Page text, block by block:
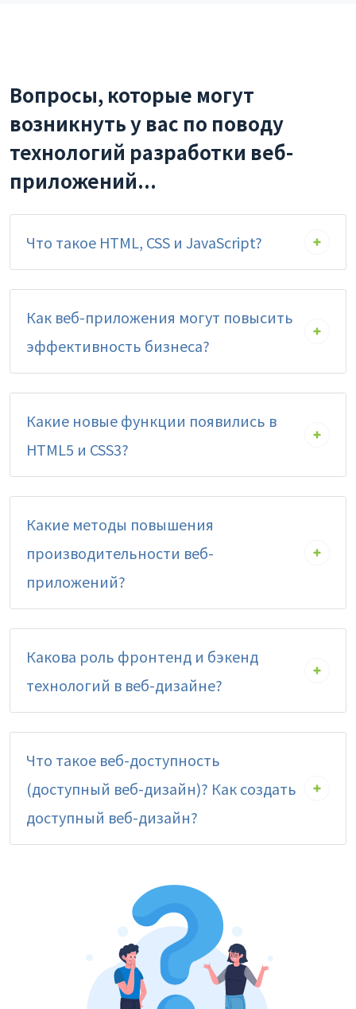
Вопросы, которые могут
возникнуть у вас по поводу
технологий разработки веб-
приложений...
Что такое HTML, CSS и JavaScript?
Как веб-приложения могут повысить
эффективность бизнеса?
Какие новые функции появились в
HTML5 и CSS3?
Какие методы повышения
производительности веб-
приложений?
Какова роль фронтенд и бэкенд
технологий в веб-дизайне?
Что такое веб-доступность
(доступный веб-дизайн)? Как создать
доступный веб-дизайн?